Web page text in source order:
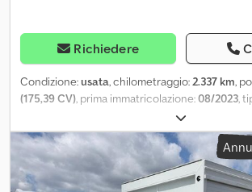
Richiedere
Condizione:usata, chilometraggio:2.337 km,
(175,39 CV), prima immatricolazione:08/2023,
7.490 kg
ingranaggio:automatico, volume dello spazio
lunghezza spazio di carico: 4.260 mm
,
2.230 mm
, altezza vano di carico:400 mm, *
richieste telefoniche * Elettrico * Airbag,